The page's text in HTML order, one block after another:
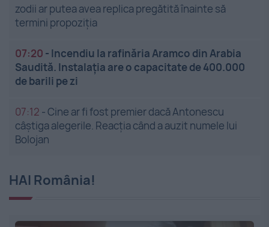
zodii ar putea avea replica pregătită înainte să
termini propoziția
07:20 - Incendiu la rafinăria Aramco din Arabia
Saudită. Instalația are o capacitate de 400.000
de barili pe zi
07:12 -Cine ar fi fost premier dacă Antonescu
câștiga alegerile. Reacția când a auzit numele lui
Bolojan
HAI România!